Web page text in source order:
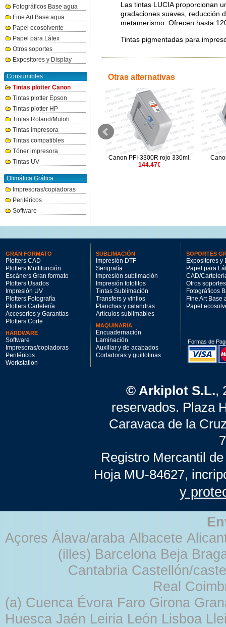
Fotográficos Base agua
Fine Art Base agua
Papel ecosolvente
Papel para Látex
Otros soportes
Expositores y Display
Consumibles
Tintas plotter Canon
Tintas plotter Epson
Tintas plotter HP
Tintas Roland/Mutoh
Tintas impresora
Tintas compatibles
Tóner impresora
Tintas UV
Ofimática Gráfica
Impresoras/copiadoras
Periféricos
Software
Las tintas LUCIA proporcionan
gradaciones suaves, reducción
metamerismo. Ofrecen hasta
Tintas pigmentadas para
Otras alternativas
Canon PFI-2300Y Amarillo
330ml.
Canon PFI-3300R rojo 330ml.
144.47€
GRAN FORMATO
Plotters CAD
Plotters Multifunción
Escáners Gran formato
Plotters Usados
Impresión UV
Plotters Fotografía
Plotters Cartelería
Accesorios y Garantías
Plotters Corte
HARDWARE
Software
Impresoras/copiadoras
Periféricos
Workstation
SUBLIMACIÓN
Impresión DTF
Serigrafía
Impresión sublimación
Impresión fotolitos
Tintas Sublimación
Transfers y vinilos
Planchas y calandras
Artículos sublimables
MAQUINARIA
Encuadernación
Laminación
Auxiliar y de acabados
Cortadoras y guillotinas
SOPORTES
Expositores y
Papel para
CAD/
Otros soportes
Fotográficos
Fine Art Base
Papel
Formas de
© Arkiplot S.L.,
reservados. Plaza
Caravaca de la
Registro Mercantil
Hoja MU-84627,
y
Açores Álava/araba Albacete
(illes) Barcelona Beja
Cantabria Castellón/
Real
(a) Cuenca Évora Faro Girona
Huesca Jaén Leiria León Lisboa